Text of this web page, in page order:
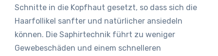
Schnitte in die Kopfhaut gesetzt, so dass sich die
Haarfollikel sanfter und natürlicher ansiedeln
können. Die Saphirtechnik führt zu weniger
Gewebeschäden und einem schnelleren